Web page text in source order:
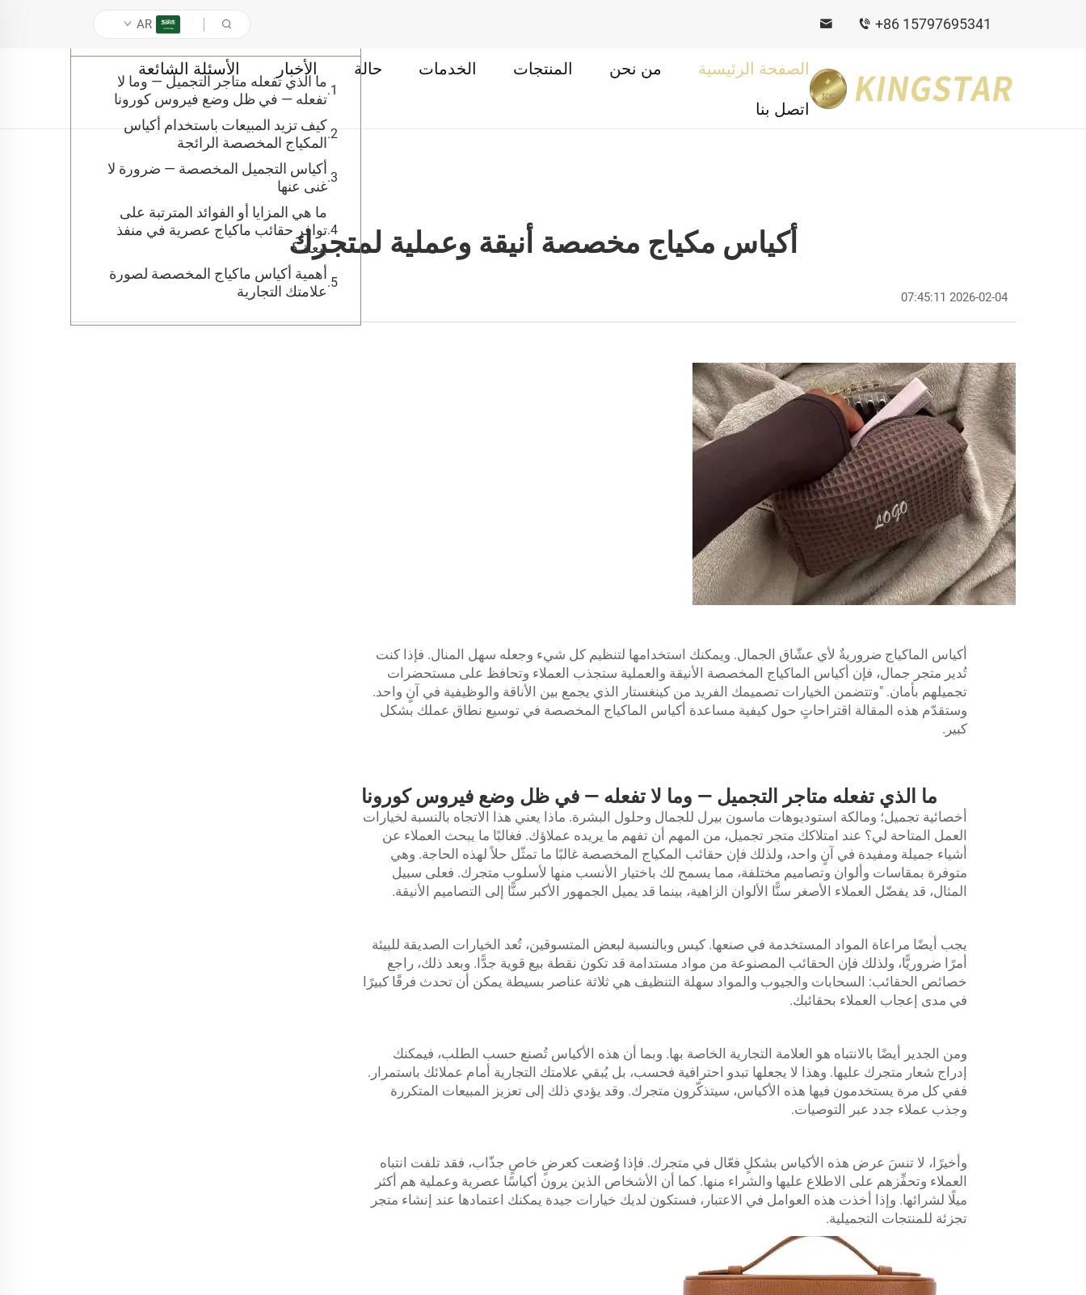
+86 15797695341
AR
الصفحة الرئيسية من نحن المنتجات الخدمات حالة الأخبار الأسئلة الشائعة
اتصل بنا
أكياس مكياج مخصصة أنيقة وعملية لمتجرك
2026-02-04 07:45:11
أكياس الماكياج ضروريةٌ لأي عشّاق الجمال. ويمكنك استخدامها لتنظيم كل شيء وجعله سهل المنال. فإذا كنت
تُدير متجر جمال، فإن أكياس الماكياج المخصصة الأنيقة والعملية ستجذب العملاء وتحافظ على مستحضرات
تجميلهم بأمان. "وتتضمن الخيارات تصميمك الفريد من كينغستار الذي يجمع بين الأناقة والوظيفية في آنٍ واحد.
وستقدّم هذه المقالة اقتراحاتٍ حول كيفية مساعدة أكياس الماكياج المخصصة في توسيع نطاق عملك بشكل
كبير.
ما الذي تفعله متاجر التجميل — وما لا تفعله — في ظل وضع فيروس كورونا
أخصائية تجميل؛ ومالكة استوديوهات ماسون بيرل للجمال وحلول البشرة. ماذا يعني هذا الاتجاه بالنسبة لخيارات
العمل المتاحة لي؟ عند امتلاكك متجر تجميل، من المهم أن تفهم ما يريده عملاؤك. فغالبًا ما يبحث العملاء عن
أشياء جميلة ومفيدة في آنٍ واحد، ولذلك فإن حقائب المكياج المخصصة غالبًا ما تمثّل حلاً لهذه الحاجة. وهي
متوفرة بمقاسات وألوان وتصاميم مختلفة، مما يسمح لك باختيار الأنسب منها لأسلوب متجرك. فعلى سبيل
المثال، قد يفضّل العملاء الأصغر سنًّا الألوان الزاهية، بينما قد يميل الجمهور الأكبر سنًّا إلى التصاميم الأنيقة.
يجب أيضًا مراعاة المواد المستخدمة في صنعها. كيس وبالنسبة لبعض المتسوقين، تُعد الخيارات الصديقة للبيئة
أمرًا ضروريًّا، ولذلك فإن الحقائب المصنوعة من مواد مستدامة قد تكون نقطة بيع قوية جدًّا. وبعد ذلك، راجع
خصائص الحقائب: السحابات والجيوب والمواد سهلة التنظيف هي ثلاثة عناصر بسيطة يمكن أن تحدث فرقًا كبيرًا
في مدى إعجاب العملاء بحقائبك.
ومن الجدير أيضًا بالانتباه هو العلامة التجارية الخاصة بها. وبما أن هذه الأكياس تُصنع حسب الطلب، فيمكنك
إدراج شعار متجرك عليها. وهذا لا يجعلها تبدو احترافية فحسب، بل يُبقي علامتك التجارية أمام عملائك باستمرار.
ففي كل مرة يستخدمون فيها هذه الأكياس، سيتذكّرون متجرك. وقد يؤدي ذلك إلى تعزيز المبيعات المتكررة
وجذب عملاء جدد عبر التوصيات.
وأخيرًا، لا تنسَ عرض هذه الأكياس بشكلٍ فعّال في متجرك. فإذا وُضعت كعرضٍ خاصٍ جذّاب، فقد تلفت انتباه
العملاء وتحفِّزهم على الاطلاع عليها والشراء منها. كما أن الأشخاص الذين يرون أكياسًا عصرية وعملية هم أكثر
ميلًا لشرائها. وإذا أخذت هذه العوامل في الاعتبار، فستكون لديك خيارات جيدة يمكنك اعتمادها عند إنشاء متجر
تجزئة للمنتجات التجميلية.
ما الذي تفعله متاجر التجميل — وما لا
تفعله — في ظل وضع فيروس كورونا
كيف تزيد المبيعات باستخدام أكياس
المكياج المخصصة الرائجة
أكياس التجميل المخصصة — ضرورة لا
غنى عنها
ما هي المزايا أو الفوائد المترتبة على
توافر حقائب ماكياج عصرية في منفذ
بيعك؟
أهمية أكياس ماكياج المخصصة لصورة
علامتك التجارية